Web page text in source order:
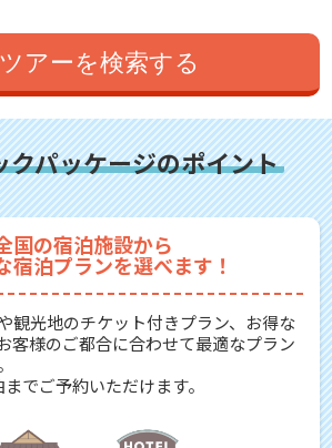
ツアーを検索する
クパッケージのポイント
国の宿泊施設から
宿泊プランを選べます！
観光地のチケット付きプラン、お得な
客様のご都合に合わせて最適なプラン
でご予約いただけます。